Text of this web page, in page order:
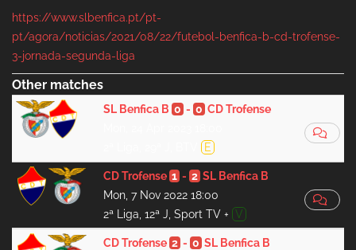
https://www.slbenfica.pt/pt-
pt/agora/noticias/2021/08/22/futebol-benfica-b-cd-trofense-
3-jornada-segunda-liga
Other matches
SL Benfica B 0 - 0 CD Trofense
E
CD Trofense 1- 2 SL Benfica B
Mon, 7 Nov 2022 18:00
2ª Liga, 12ª J, Sport TV + V
CD Trofense 2- 0 SL Benfica B